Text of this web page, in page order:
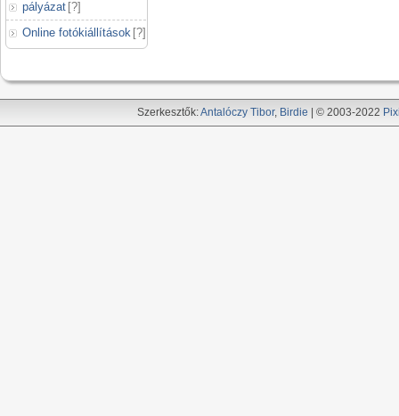
pályázat [?]
Online fotókiállítások [?]
Szerkesztők:Antalóczy Tibor, Birdie | © 2003-2022